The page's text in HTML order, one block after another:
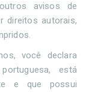
avisos de
direitos autorais,
você declara
está
e que possui